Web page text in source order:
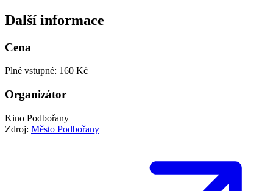
Další informace
Cena
Plné vstupné: 160 Kč
Organizátor
Kino Podbořany
Zdroj: Město Podbořany